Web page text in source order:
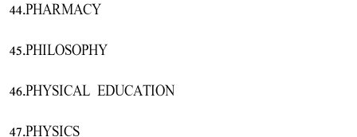
44.PHARMACY
45.PHILOSOPHY
46.PHYSICAL EDUCATION
47.PHYSICS